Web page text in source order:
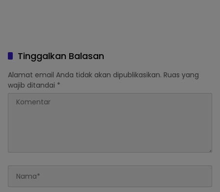
Tinggalkan Balasan
Alamat email Anda tidak akan dipublikasikan. Ruas yang
wajib ditandai *